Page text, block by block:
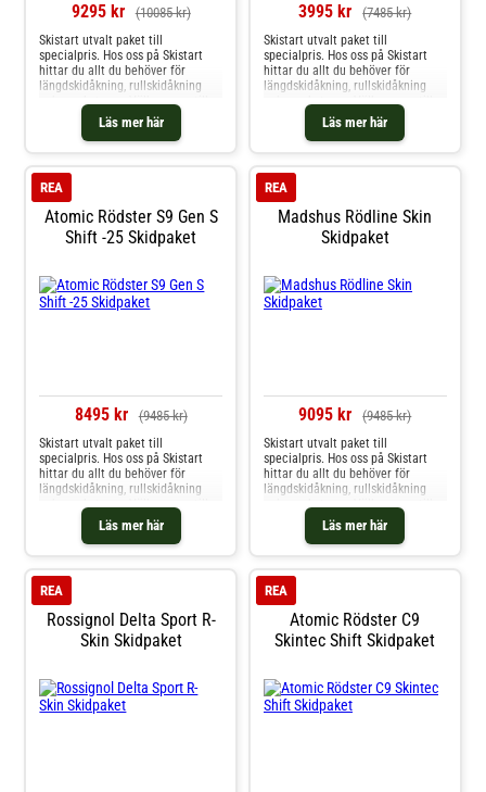
9295 kr (10085 kr)
Läs mer här
Skistart utvalt paket till
specialpris. Hos oss på Skistart
hittar du allt du behöver för
längdskidåkning, rullskidåkning
och mycket mer. Välkommen till
3995 kr (7485 kr)
Läs mer här
Skistart utvalt paket till
specialpris. Hos oss på Skistart
hittar du allt du behöver för
längdskidåkning, rullskidåkning
och mycket mer. Välkommen till
Atomic Rödster S9 Gen S
Shift -25 Skidpaket
REA
8495 kr (9485 kr)
Läs mer här
Skistart utvalt paket till
specialpris. Hos oss på Skistart
hittar du allt du behöver för
längdskidåkning, rullskidåkning
och mycket mer. Välkommen till
Madshus Rödline Skin
Skidpaket
REA
9095 kr (9485 kr)
Läs mer här
Skistart utvalt paket till
specialpris. Hos oss på Skistart
hittar du allt du behöver för
längdskidåkning, rullskidåkning
och mycket mer. Välkommen till
Rossignol Delta Sport R-
Skin Skidpaket
REA
Atomic Rödster C9
Skintec Shift Skidpaket
REA